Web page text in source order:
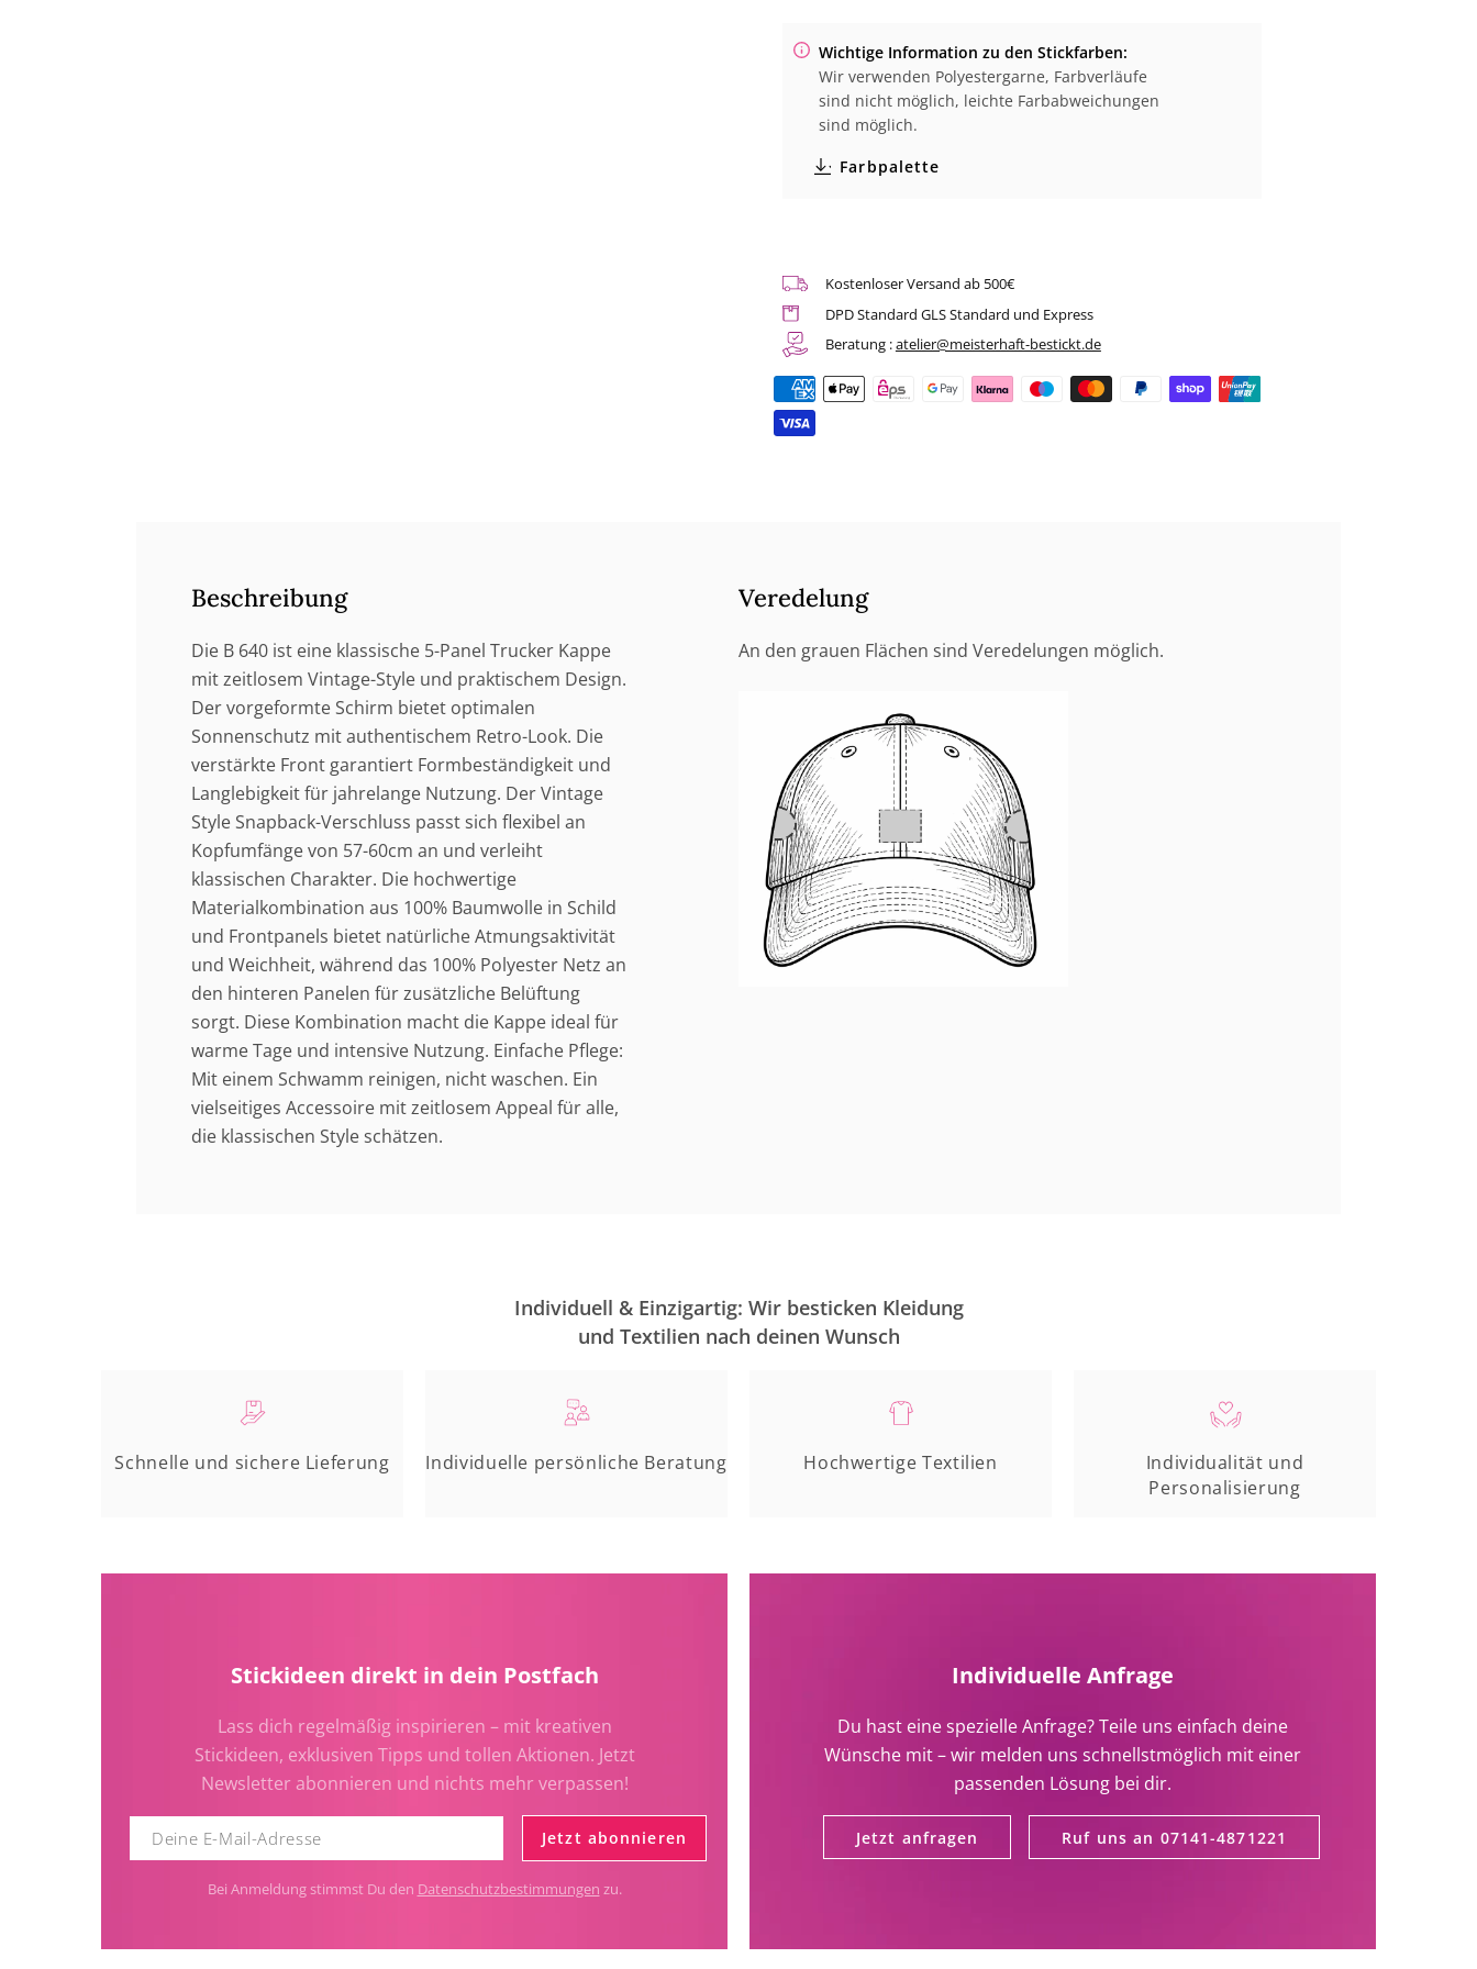
zeitlosem
Design
640)
zeitlosem
Design
(B
640)
Wichtige Information zu den Stickfarben:
Wir verwenden Polyestergarne, Farbverläufe
sind nicht möglich, leichte Farbabweichungen
sind möglich.
Farbpalette
Kostenloser Versand ab 500€
DPD Standard GLS Standard und Express
Beratung :atelier@meisterhaft-bestickt.de
Beschreibung
Die B 640 ist eine klassische 5-Panel Trucker Kappe
mit zeitlosem Vintage-Style und praktischem Design.
Der vorgeformte Schirm bietet optimalen
Sonnenschutz mit authentischem Retro-Look. Die
verstärkte Front garantiert Formbeständigkeit und
Langlebigkeit für jahrelange Nutzung. Der Vintage
Style Snapback-Verschluss passt sich flexibel an
Kopfumfänge von 57-60cm an und verleiht
klassischen Charakter. Die hochwertige
Materialkombination aus 100% Baumwolle in Schild
und Frontpanels bietet natürliche Atmungsaktivität
und Weichheit, während das 100% Polyester Netz an
den hinteren Panelen für zusätzliche Belüftung
sorgt. Diese Kombination macht die Kappe ideal für
warme Tage und intensive Nutzung. Einfache Pflege:
Mit einem Schwamm reinigen, nicht waschen. Ein
vielseitiges Accessoire mit zeitlosem Appeal für alle,
die klassischen Style schätzen.
Veredelung
An den grauen Flächen sind Veredelungen möglich.
Individuell & Einzigartig: Wir besticken Kleidung
und Textilien nach deinen Wunsch
Schnelle und sichere Lieferung Individuelle persönliche Beratung Hochwertige Textilien
Individualität und
Personalisierung
Stickideen direkt in dein Postfach
Lass dich regelmäßig inspirieren – mit kreativen
Stickideen, exklusiven Tipps und tollen Aktionen. Jetzt
Newsletter abonnieren und nichts mehr verpassen!
Jetzt abonnieren
Bei Anmeldung stimmst Du den Datenschutzbestimmungen zu.
Individuelle Anfrage
Du hast eine spezielle Anfrage? Teile uns einfach deine
Wünsche mit – wir melden uns schnellstmöglich mit einer
passenden Lösung bei dir.
Jetzt anfragen Ruf uns an 07141-4871221